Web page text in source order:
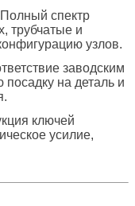
Полный спектр
трубчатые и
узлов.
заводским
посадку на деталь и
ключей
усилие,